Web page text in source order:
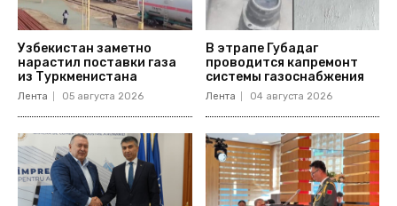
Узбекистан заметно
нарастил поставки газа
из Туркменистана
Лента 05 августа 2026
В этрапе Губадаг
проводится капремонт
системы газоснабжения
Лента 04 августа 2026